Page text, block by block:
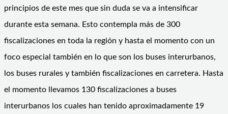
principios de este mes que sin duda se va a intensificar
durante esta semana. Esto contempla más de 300
fiscalizaciones en toda la región y hasta el momento con un
foco especial también en lo que son los buses interurbanos,
los buses rurales y también fiscalizaciones en carretera. Hasta
el momento llevamos 130 fiscalizaciones a buses
interurbanos los cuales han tenido aproximadamente 19